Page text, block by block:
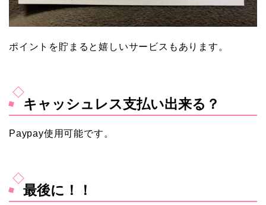
ポイントを貯まると嬉しいサービスもあります。
キャッシュレス支払い出来る？
Paypay使用可能です。
最後に！！